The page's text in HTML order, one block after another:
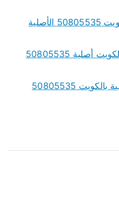
قطع غيار جيلي Geely الكويت 50805535 الأصلية
قطع غيار جيتور Jetour بالكويت أصلية 50805535
قطع غيار بايك BAIC الأصلية بالكويت 50805535